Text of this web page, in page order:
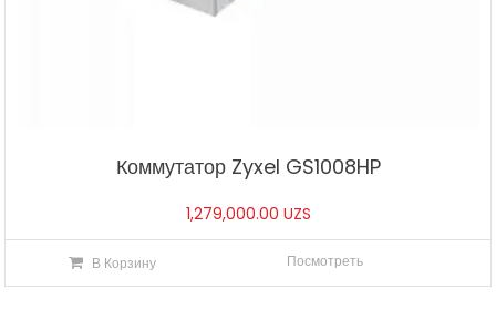
Коммутатор Zyxel GS1008HP
1,279,000.00 UZS
В Корзину Посмотреть